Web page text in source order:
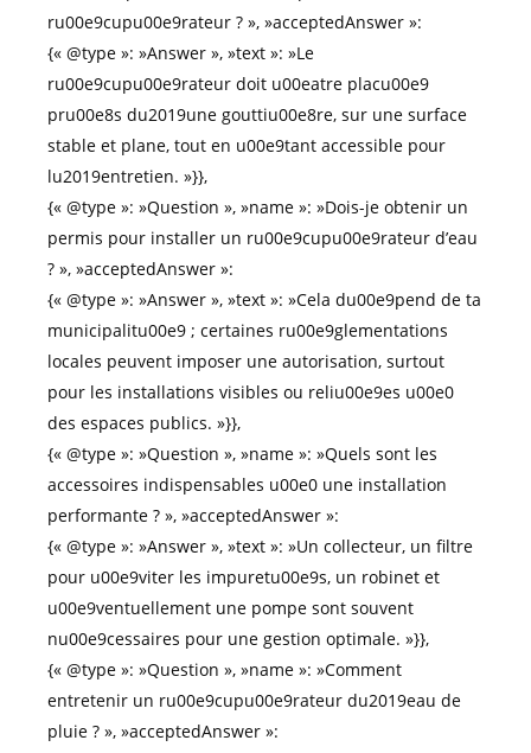
ru00e9cupu00e9rateur ? », »acceptedAnswer »:
{« @type »: »Answer », »text »: »Le
ru00e9cupu00e9rateur doit u00eatre placu00e9
pru00e8s du2019une gouttiu00e8re, sur une surface
stable et plane, tout en u00e9tant accessible pour
lu2019entretien. »}},
{« @type »: »Question », »name »: »Dois-je obtenir un
permis pour installer un ru00e9cupu00e9rateur d’eau
? », »acceptedAnswer »:
{« @type »: »Answer », »text »: »Cela du00e9pend de ta
municipalitu00e9 ; certaines ru00e9glementations
locales peuvent imposer une autorisation, surtout
pour les installations visibles ou reliu00e9es u00e0
des espaces publics. »}},
{« @type »: »Question », »name »: »Quels sont les
accessoires indispensables u00e0 une installation
performante ? », »acceptedAnswer »:
{« @type »: »Answer », »text »: »Un collecteur, un filtre
pour u00e9viter les impuretu00e9s, un robinet et
u00e9ventuellement une pompe sont souvent
nu00e9cessaires pour une gestion optimale. »}},
{« @type »: »Question », »name »: »Comment
entretenir un ru00e9cupu00e9rateur du2019eau de
pluie ? », »acceptedAnswer »: